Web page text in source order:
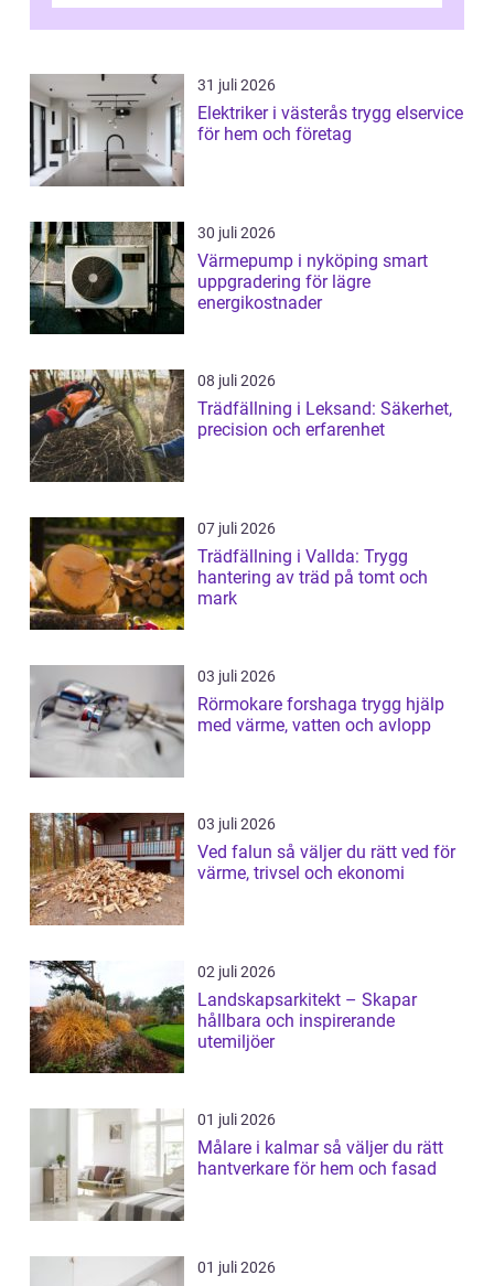
...
31 juli 2026
Elektriker i västerås trygg elservice
för hem och företag
30 juli 2026
Värmepump i nyköping smart
uppgradering för lägre
energikostnader
08 juli 2026
Trädfällning i Leksand: Säkerhet,
precision och erfarenhet
07 juli 2026
Trädfällning i Vallda: Trygg
hantering av träd på tomt och
mark
03 juli 2026
Rörmokare forshaga trygg hjälp
med värme, vatten och avlopp
03 juli 2026
Ved falun så väljer du rätt ved för
värme, trivsel och ekonomi
02 juli 2026
Landskapsarkitekt – Skapar
hållbara och inspirerande
utemiljöer
01 juli 2026
Målare i kalmar så väljer du rätt
hantverkare för hem och fasad
01 juli 2026